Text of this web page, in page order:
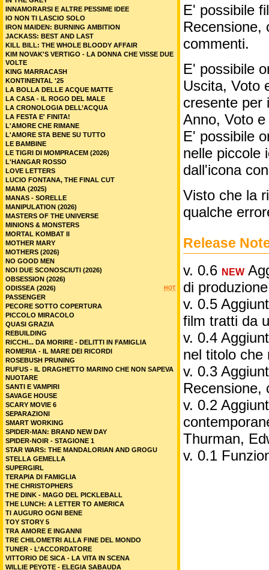
E' possibile
Recensione,
commenti.
E' possibile
Uscita, Voto
cresente per
Anno, Voto
E' possibile
nelle piccole
dall'icona
Visto che la
qualche
Release
v. 0.6 NEW
di
v. 0.5
film tratti da
v. 0.4
nel titolo che
v. 0.3
Recensione,
v. 0.2
Thurman,
v. 0.1
INNAMORARSI E ALTRE PESSIME IDEE
IO NON TI LASCIO SOLO
IRON MAIDEN: BURNING AMBITION
JACKASS: BEST AND LAST
KILL BILL: THE WHOLE BLOODY AFFAIR
KIM NOVAK'S VERTIGO - LA DONNA CHE VISSE DUE
VOLTE
KING MARRACASH
KONTINENTAL '25
LA BOLLA DELLE ACQUE MATTE
LA CASA - IL ROGO DEL MALE
LA CRONOLOGIA DELL’ACQUA
LA FESTA E' FINITA!
L'AMORE CHE RIMANE
L'AMORE STA BENE SU TUTTO
LE BAMBINE
LE TIGRI DI MOMPRACEM (2026)
L'HANGAR ROSSO
LOVE LETTERS
LUCIO FONTANA, THE FINAL CUT
MAMA (2025)
MANAS - SORELLE
MANIPULATION (2026)
MASTERS OF THE UNIVERSE
MINIONS & MONSTERS
MORTAL KOMBAT II
MOTHER MARY
MOTHERS (2026)
NO GOOD MEN
NOI DUE SCONOSCIUTI (2026)
OBSESSION (2026)
HOT
ODISSEA (2026)
PASSENGER
PECORE SOTTO COPERTURA
PICCOLO MIRACOLO
QUASI GRAZIA
REBUILDING
RICCHI... DA MORIRE - DELITTI IN FAMIGLIA
ROMERIA - IL MARE DEI RICORDI
ROSEBUSH PRUNING
RUFUS - IL DRAGHETTO MARINO CHE NON SAPEVA
NUOTARE
SANTI E VAMPIRI
SAVAGE HOUSE
SCARY MOVIE 6
SEPARAZIONI
SMART WORKING
SPIDER-MAN: BRAND NEW DAY
SPIDER-NOIR - STAGIONE 1
STAR WARS: THE MANDALORIAN AND GROGU
STELLA GEMELLA
SUPERGIRL
TERAPIA DI FAMIGLIA
THE CHRISTOPHERS
THE DINK - MAGO DEL PICKLEBALL
THE LUNCH: A LETTER TO AMERICA
TI AUGURO OGNI BENE
TOY STORY 5
TRA AMORE E INGANNI
TRE CHILOMETRI ALLA FINE DEL MONDO
TUNER - L’ACCORDATORE
VITTORIO DE SICA - LA VITA IN SCENA
WILLIE PEYOTE - ELEGIA SABAUDA